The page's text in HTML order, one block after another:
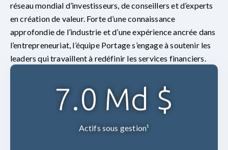
réseau mondial d’investisseurs, de conseillers et d’experts
en création de valeur. Forte d’une connaissance
approfondie de l’industrie et d’une expérience ancrée dans
l’entrepreneuriat, l’équipe Portage s’engage à soutenir les
leaders qui travaillent à redéfinir les services financiers.
7.0 Md $
Actifs sous gestion¹